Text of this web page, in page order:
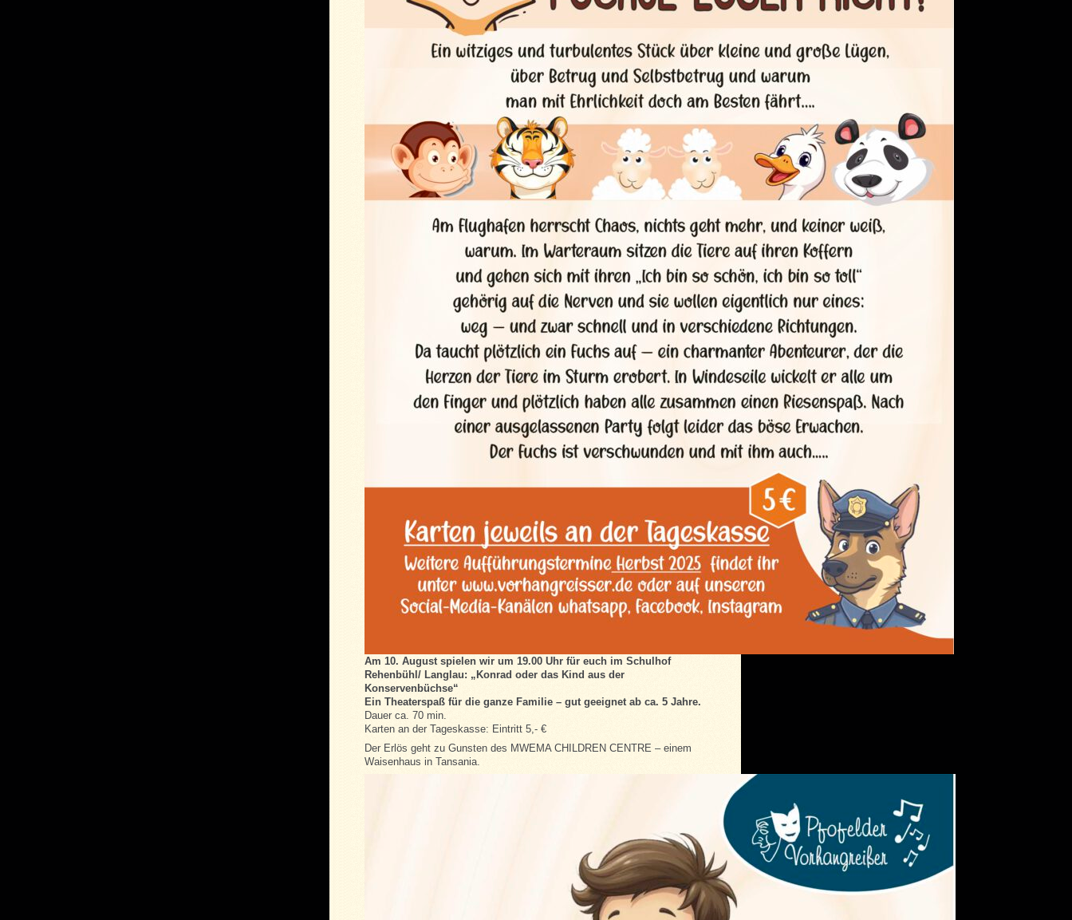
Am 10. August spielen wir um 19.00 Uhr für euch im Schulhof
Rehenbühl/ Langlau: „ Konrad oder das Kind aus der
Konservenbüchse“
Ein Theaterspaß für die ganze Familie – gut geeignet ab ca. 5 Jahre.
Dauer ca. 70 min.
Karten an der Tageskasse: Eintritt 5,- €
Der Erlös geht zu Gunsten des MWEMA CHILDREN CENTRE – einem
Waisenhaus in Tansania.